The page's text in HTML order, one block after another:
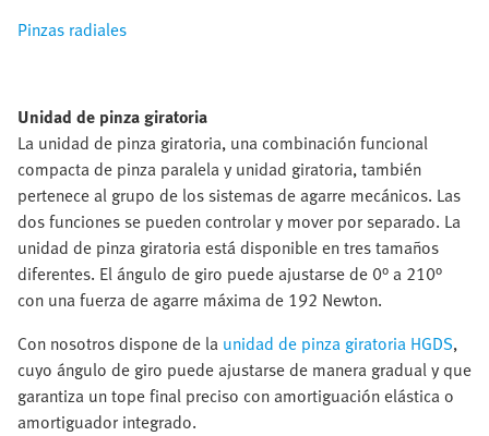
Pinzas radiales
Unidad de pinza giratoria
La unidad de pinza giratoria, una combinación funcional
compacta de pinza paralela y unidad giratoria, también
pertenece al grupo de los sistemas de agarre mecánicos. Las
dos funciones se pueden controlar y mover por separado. La
unidad de pinza giratoria está disponible en tres tamaños
diferentes. El ángulo de giro puede ajustarse de 0° a 210°
con una fuerza de agarre máxima de 192 Newton.
Con nosotros dispone de la unidad de pinza giratoria HGDS,
cuyo ángulo de giro puede ajustarse de manera gradual y que
garantiza un tope final preciso con amortiguación elástica o
amortiguador integrado.